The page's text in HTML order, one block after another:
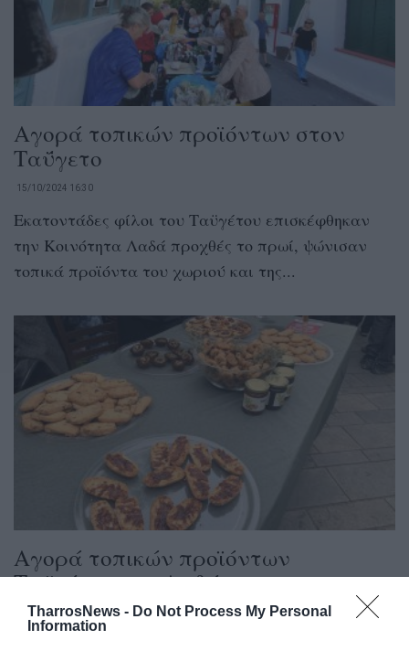
TharrosNews - Do Not Process My Personal
Information
Αγορά τοπικών προϊόντων στον
Ταΰγετο
15/10/2024 16:30
Εκατοντάδες φίλοι του Ταϋγέτου επισκέφθηκαν
την Κοινότητα Λαδά προχθές το πρωί, ψώνισαν
τοπικά προϊόντα του χωριού και της...
Αγορά τοπικών προϊόντων
Ταϋγέτου στο Λαδά
27/09/2023 21:20